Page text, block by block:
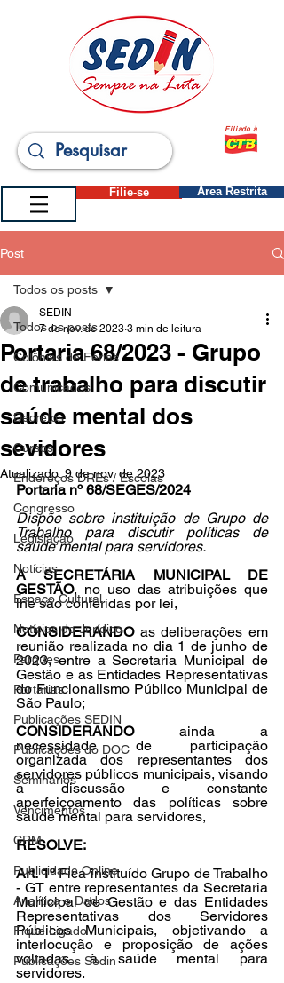
Filiado à
Filie-se Área Restrita
Post
Todos os posts
Colônias de Férias
Comunicados
Decretos
Cursos
Endereços DREs / Escolas
Congresso
Legislação
Notícias
Espaço Cultural
Notícias do Jurídico
Parques
Portarias
Publicações SEDIN
Publicações do DOC
Seminários
Vencimentos
CRM
Publicidade Online
Analítica e Dados
Fique Ligado
Publicações Sedin
Todos os posts
Portaria 68/2023 - Grupo
de trabalho para discutir
saúde mental dos
sevidores
SEDIN
7 de nov. de 2023 3 min de leitura
Atualizado:9 de nov. de 2023
Portaria nº 68/SEGES/2024
Dispõe sobre instituição de Grupo de
Trabalho para discutir políticas de
saúde mental para servidores.
A SECRETÁRIA MUNICIPAL DE
GESTÃO, no uso das atribuições que
lhe são conferidas por lei,
CONSIDERANDO as deliberações em
reunião realizada no dia 1 de junho de
2023, entre a Secretaria Municipal de
Gestão e as Entidades Representativas
do Funcionalismo Público Municipal de
São Paulo;
CONSIDERANDO ainda a
necessidade de participação
organizada dos representantes dos
servidores públicos municipais, visando
a discussão e constante
aperfeiçoamento das políticas sobre
saúde mental para servidores,
RESOLVE:
Art. 1º Fica instituído Grupo de Trabalho
- GT entre representantes da Secretaria
Municipal de Gestão e das Entidades
Representativas dos Servidores
Públicos Municipais, objetivando a
interlocução e proposição de ações
voltadas à saúde mental para
servidores.